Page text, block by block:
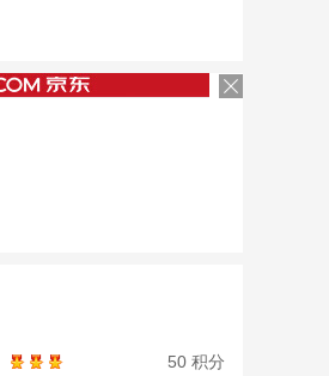
50 积分